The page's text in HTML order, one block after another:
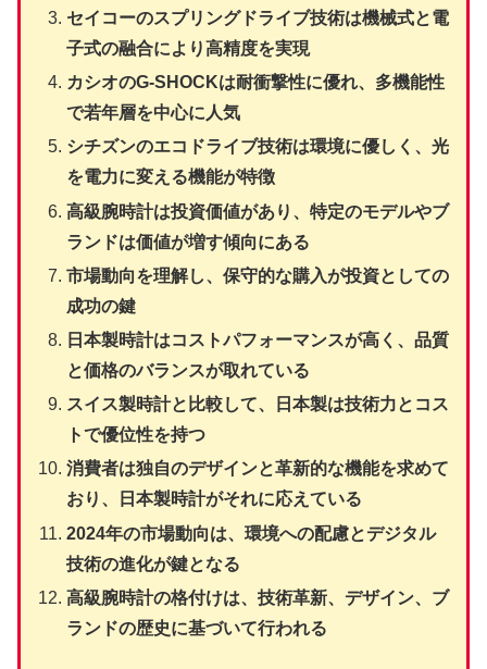
セイコーのスプリングドライブ技術は機械式と電
子式の融合により高精度を実現
カシオのG-SHOCKは耐衝撃性に優れ、多機能性
で若年層を中心に人気
シチズンのエコドライブ技術は環境に優しく、光
を電力に変える機能が特徴
高級腕時計は投資価値があり、特定のモデルやブ
ランドは価値が増す傾向にある
市場動向を理解し、保守的な購入が投資としての
成功の鍵
日本製時計はコストパフォーマンスが高く、品質
と価格のバランスが取れている
スイス製時計と比較して、日本製は技術力とコス
トで優位性を持つ
消費者は独自のデザインと革新的な機能を求めて
おり、日本製時計がそれに応えている
2024年の市場動向は、環境への配慮とデジタル
技術の進化が鍵となる
高級腕時計の格付けは、技術革新、デザイン、ブ
ランドの歴史に基づいて行われる